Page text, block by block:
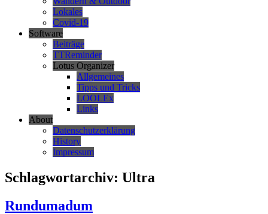
Lokales
Covid-19
Software
Beiträge
TTReminder
Lotus Organizer
Allgemeines
Tipps und Tricks
LOOLEx
Links
About
Datenschutzerklärung
History
Impressum
Schlagwortarchiv: Ultra
Rundumadum